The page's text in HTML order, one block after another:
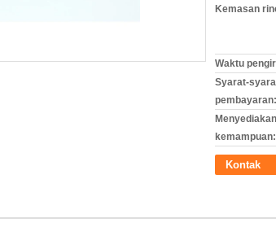
Kemasan
Waktu
Syarat-
pembayaran:
Menyediakan
kemampuan:
Kontak